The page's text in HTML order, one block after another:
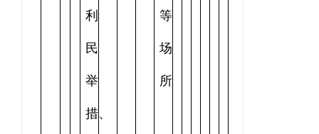
利
民
举
措、
等
场
所